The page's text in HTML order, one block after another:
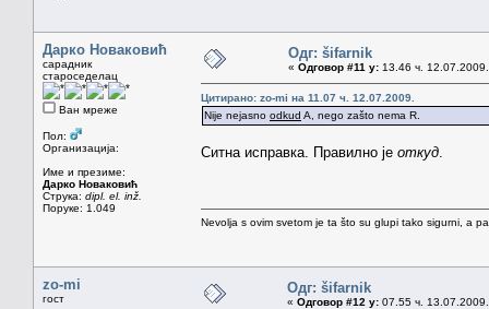
Дарко Новаковић
сарадник
староседелац
Ван мреже
Пол:
Организација:
Име и презиме:
Дарко Новаковић
Струка: dipl. el. inž.
Поруке: 1.049
Одг: šifarnik
« Одговор #11 у: 13.46 ч.
Цитирано: zo-mi на 11.07 ч. 12.07.2009.
Nije nejasno odkud A, nego zašto nema R.
Ситна исправка. Правилно је откуд
Nevolja s ovim svetom je ta što su glupi tako sigurni, a
zo-mi
гост
Одг: šifarnik
« Одговор #12 у: 07.55 ч.